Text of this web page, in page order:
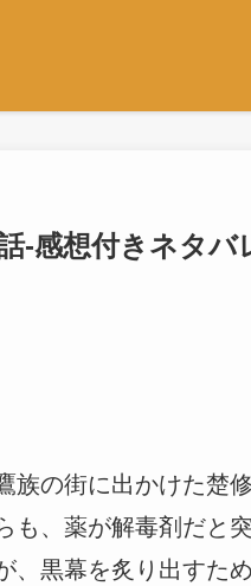
-感想付きネタバ
族の街に出かけた楚
も、薬が解毒剤だと
、黒幕を炙り出すた